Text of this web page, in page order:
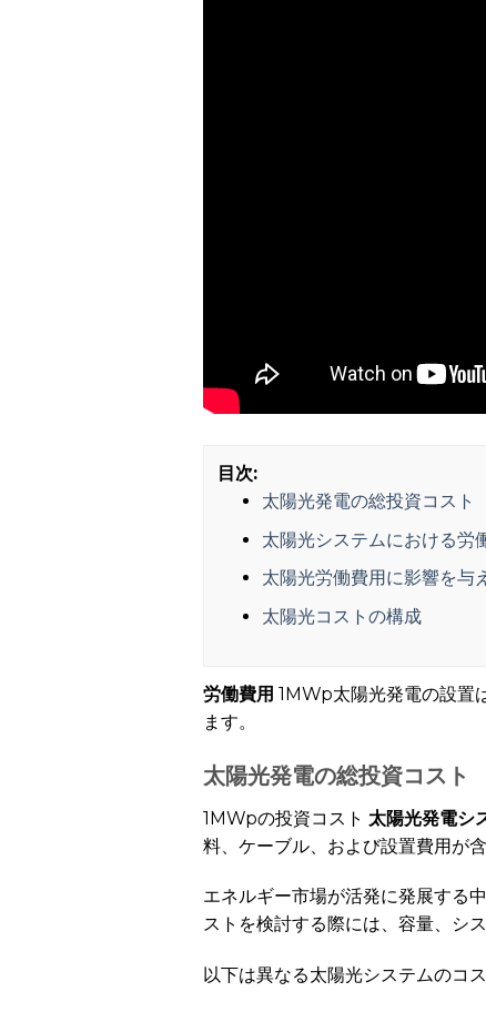
目次:
太陽光発電の総投資コスト
太陽光システムにおける労
太陽光労働費用に影響を与
太陽光コストの構成
労働費用 1MWp太陽光発電の設置
ます。
太陽光発電の総投資コスト
1MWpの投資コスト 太陽光発電シ
料、ケーブル、および設置費用が含
エネルギー市場が活発に発展する
ストを検討する際には、容量、シ
以下は異なる太陽光システムのコ